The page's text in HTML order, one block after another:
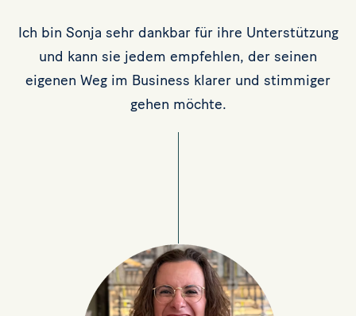
Ich bin Sonja sehr dankbar für ihre Unterstützung
und kann sie jedem empfehlen, der seinen
eigenen Weg im Business klarer und stimmiger
gehen möchte.